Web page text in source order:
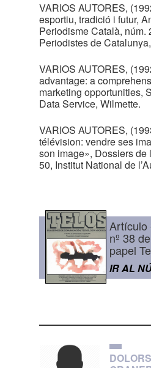
VARIOS AUTORES,
esportiu, tradició i futur,
Periodisme Català, núm.
Periodistes de
VARIOS AUTORES,
advantage: a
marketing opportunities,
Data Service, Wilmette.
VARIOS AUTORES,
télévision: vendre ses
son image», Dossiers de
50, Institut National de
Artículo
nº 38
papel
IR AL